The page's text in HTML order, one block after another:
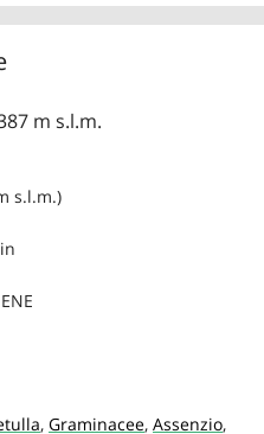
m s.l.m.
s.l.m.)
, Graminacee, Assenzio,